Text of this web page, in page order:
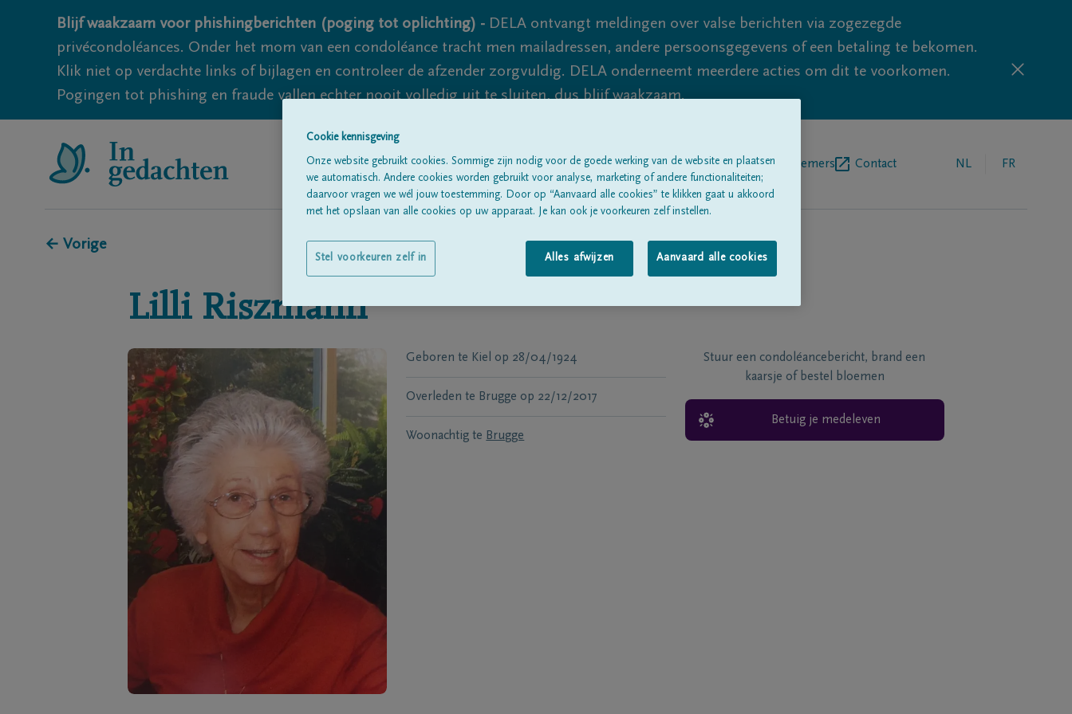
Blijf waakzaam voor phishingberichten (poging tot oplichting) - DELA ontvangt meldingen over valse berichten via zogezegde
privécondoléances. Onder het mom van een condoléance tracht men mailadressen, andere persoonsgegevens of een betaling te bekomen.
Klik niet op verdachte links of bijlagen en controleer de afzender zorgvuldig. DELA onderneemt meerdere acties om dit te voorkomen.
Pogingen tot phishing en fraude vallen echter nooit volledig uit te sluiten, dus blijf waakzaam.
Alle rouwberichtenOver onsBegrafenisondernemers Contact NL FR
← Vorige
Lilli Riszmann
Geboren te Kiel op 28/04/1924
Overleden te Brugge op 22/12/2017
Woonachtig te Brugge
Stuur een condoléancebericht, brand een
kaarsje of bestel bloemen
Betuig je medeleven
Cookie kennisgeving
Onze website gebruikt cookies. Sommige zijn nodig voor de goede werking van de website en plaatsen
we automatisch. Andere cookies worden gebruikt voor analyse, marketing of andere functionaliteiten;
daarvoor vragen we wél jouw toestemming. Door op “Aanvaard alle cookies” te klikken gaat u akkoord
met het opslaan van alle cookies op uw apparaat. Je kan ook je voorkeuren zelf instellen.
Alles afwijzen Aanvaard alle cookies
Stel voorkeuren zelf in